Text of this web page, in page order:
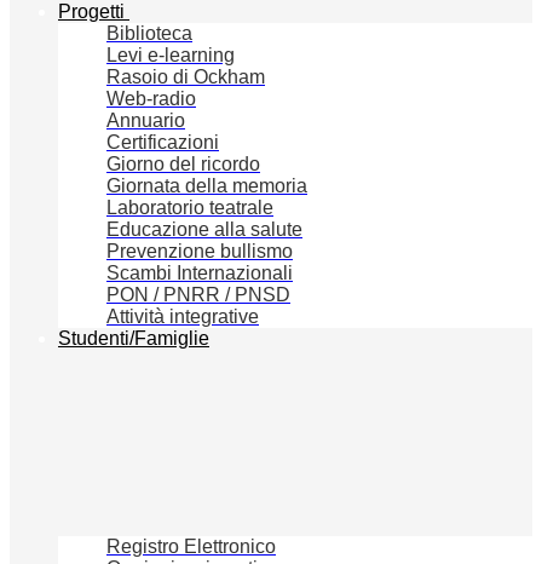
Progetti
Biblioteca
Levi e-learning
Rasoio di Ockham
Web-radio
Annuario
Certificazioni
Giorno del ricordo
Giornata della memoria
Laboratorio teatrale
Educazione alla salute
Prevenzione bullismo
Scambi Internazionali
PON / PNRR / PNSD
Attività integrative
Studenti/Famiglie
Registro Elettronico